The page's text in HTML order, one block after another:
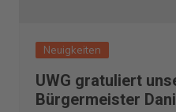
Neuigkeiten
UWG gratuliert
Bürgermeister